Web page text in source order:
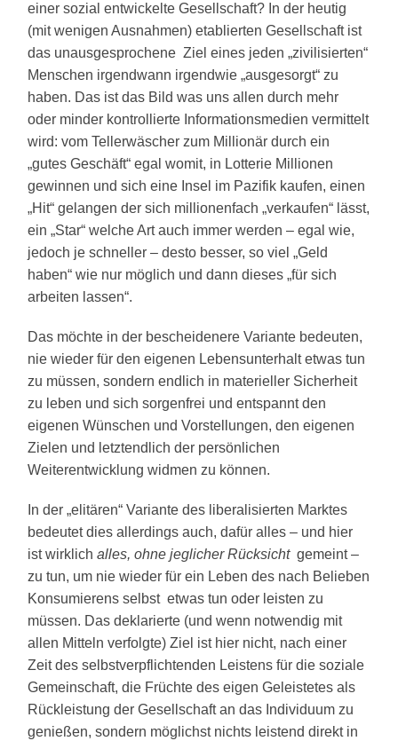
einer sozial entwickelte Gesellschaft? In der heutig
(mit wenigen Ausnahmen) etablierten Gesellschaft ist
das unausgesprochene Ziel eines jeden „zivilisierten“
Menschen irgendwann irgendwie „ausgesorgt“ zu
haben. Das ist das Bild was uns allen durch mehr
oder minder kontrollierte Informationsmedien vermittelt
wird: vom Tellerwäscher zum Millionär durch ein
„gutes Geschäft“ egal womit, in Lotterie Millionen
gewinnen und sich eine Insel im Pazifik kaufen, einen
„Hit“ gelangen der sich millionenfach „verkaufen“ lässt,
ein „Star“ welche Art auch immer werden – egal wie,
jedoch je schneller – desto besser, so viel „Geld
haben“ wie nur möglich und dann dieses „für sich
arbeiten lassen“.
Das möchte in der bescheidenere Variante bedeuten,
nie wieder für den eigenen Lebensunterhalt etwas tun
zu müssen, sondern endlich in materieller Sicherheit
zu leben und sich sorgenfrei und entspannt den
eigenen Wünschen und Vorstellungen, den eigenen
Zielen und letztendlich der persönlichen
Weiterentwicklung widmen zu können.
In der „elitären“ Variante des liberalisierten Marktes
bedeutet dies allerdings auch, dafür alles – und hier
ist wirklichalles, ohne jeglicher Rücksichtgemeint –
zu tun, um nie wieder für ein Leben des nach Belieben
Konsumierens selbst etwas tun oder leisten zu
müssen. Das deklarierte (und wenn notwendig mit
allen Mitteln verfolgte) Ziel ist hier nicht, nach einer
Zeit des selbstverpflichtenden Leistens für die soziale
Gemeinschaft, die Früchte des eigen Geleistetes als
Rückleistung der Gesellschaft an das Individuum zu
genießen, sondern möglichst nichts leistend direkt in